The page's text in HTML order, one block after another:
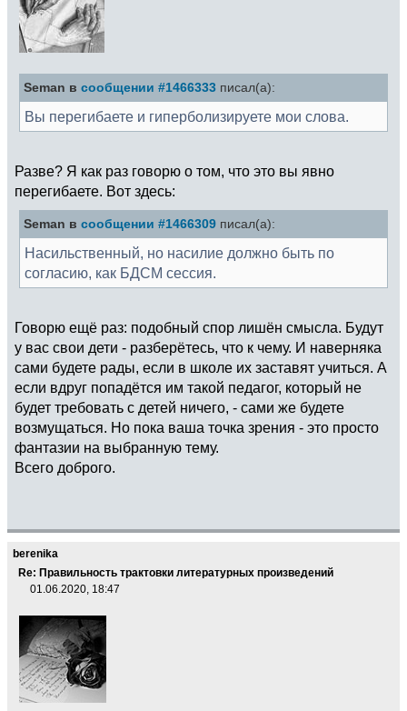
Seman в сообщении #1466333 писал(а):
Вы перегибаете и гиперболизируете мои слова.
Разве? Я как раз говорю о том, что это вы явно
перегибаете. Вот здесь:
Seman в сообщении #1466309 писал(а):
Насильственный, но насилие должно быть по
согласию, как БДСМ сессия.
Говорю ещё раз: подобный спор лишён смысла. Будут
у вас свои дети - разберётесь, что к чему. И наверняка
сами будете рады, если в школе их заставят учиться. А
если вдруг попадётся им такой педагог, который не
будет требовать с детей ничего, - сами же будете
возмущаться. Но пока ваша точка зрения - это просто
фантазии на выбранную тему.
Всего доброго.
berenika
Re: Правильность трактовки литературных произведений
01.06.2020, 18:47